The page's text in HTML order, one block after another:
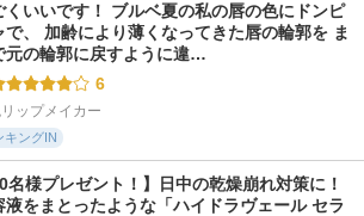
くいいです！ ブルベ夏の私の唇の色にドンピ
で、 加齢により薄くなってきた唇の輪郭を ま
元の輪郭に戻すように違…
6
ップメイカー
キングIN
名様プレゼント！】日中の乾燥崩れ対策に！
液をまとったような「ハイドラヴェール セラ